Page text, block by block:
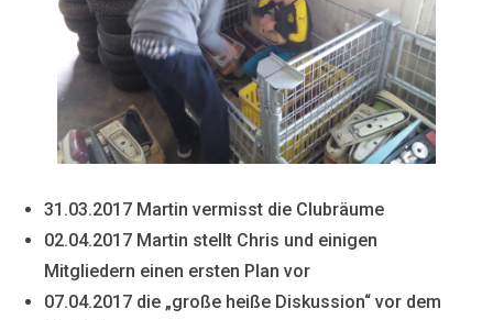
31.03.2017 Martin vermisst die Clubräume
02.04.2017 Martin stellt Chris und einigen
Mitgliedern einen ersten Plan vor
07.04.2017 die „große heiße Diskussion“ vor dem